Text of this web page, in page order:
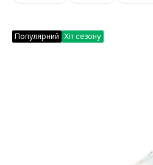
Популярний Хіт сезону